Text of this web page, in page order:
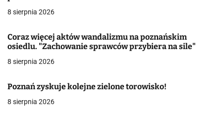
j
w
p
i
s
8 sierpnia 2026
Coraz więcej aktów wandalizmu na poznańskim
osiedlu. "Zachowanie sprawców przybiera na sile"
8 sierpnia 2026
Poznań zyskuje kolejne zielone torowisko!
8 sierpnia 2026